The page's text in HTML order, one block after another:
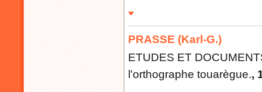
PRASSE (Karl-G.)
ETUDES ET
l'orthographe touarègue.,